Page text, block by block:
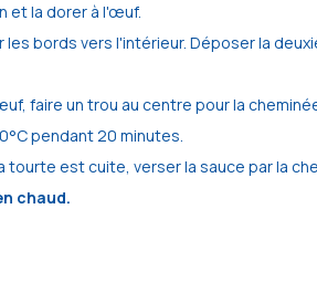
et la dorer à l'œuf.
les bords vers l'intérieur. Déposer la
faire un trou au centre pour la
pendant 20 minutes.
tourte est cuite, verser la sauce par la
chaud.